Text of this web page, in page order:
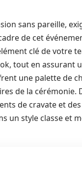
sans pareille,
de cet
clé de votre
tout en assurant
une palette de
de la
de cravate et
un style classe et